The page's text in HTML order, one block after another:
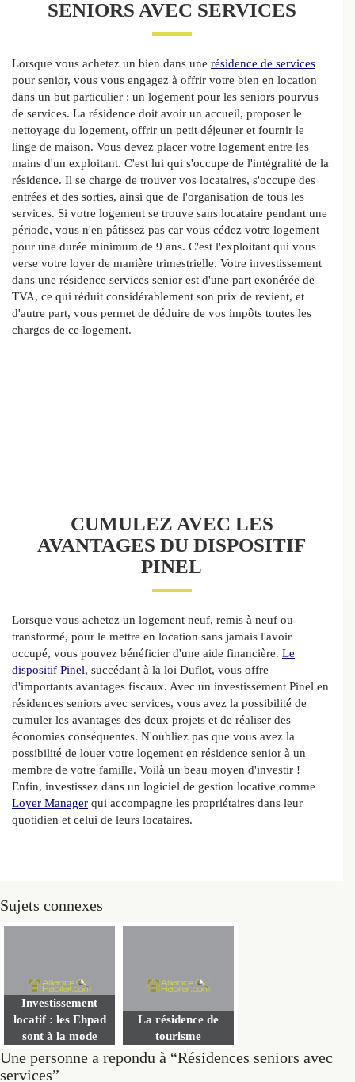
SENIORS AVEC SERVICES
Lorsque vous achetez un bien dans une résidence de services
pour senior, vous vous engagez à offrir votre bien en location
dans un but particulier : un logement pour les seniors pourvus
de services. La résidence doit avoir un accueil, proposer le
nettoyage du logement, offrir un petit déjeuner et fournir le
linge de maison. Vous devez placer votre logement entre les
mains d'un exploitant. C'est lui qui s'occupe de l'intégralité de la
résidence. Il se charge de trouver vos locataires, s'occupe des
entrées et des sorties, ainsi que de l'organisation de tous les
services. Si votre logement se trouve sans locataire pendant une
période, vous n'en pâtissez pas car vous cédez votre logement
pour une durée minimum de 9 ans. C'est l'exploitant qui vous
verse votre loyer de manière trimestrielle. Votre investissement
dans une résidence services senior est d'une part exonérée de
TVA, ce qui réduit considérablement son prix de revient, et
d'autre part, vous permet de déduire de vos impôts toutes les
charges de ce logement.
CUMULEZ AVEC LES
AVANTAGES DU DISPOSITIF
PINEL
Lorsque vous achetez un logement neuf, remis à neuf ou
transformé, pour le mettre en location sans jamais l'avoir
occupé, vous pouvez bénéficier d'une aide financière. Le
dispositif Pinel, succédant à la loi Duflot, vous offre
d'importants avantages fiscaux. Avec un investissement Pinel en
résidences seniors avec services, vous avez la possibilité de
cumuler les avantages des deux projets et de réaliser des
économies conséquentes. N'oubliez pas que vous avez la
possibilité de louer votre logement en résidence senior à un
membre de votre famille. Voilà un beau moyen d'investir !
Enfin, investissez dans un logiciel de gestion locative comme
Loyer Manager qui accompagne les propriétaires dans leur
quotidien et celui de leurs locataires.
Sujets connexes
Investissement
locatif : les Ehpad
sont à la mode
La résidence de
tourisme
Une personne a repondu à “Résidences seniors avec
services”